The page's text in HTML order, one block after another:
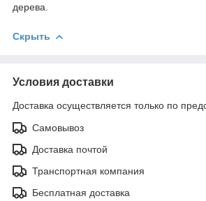
дерева.
Скрыть
Условия доставки
Доставка осуществляется только по
Самовывоз
Доставка почтой
Транспортная компания
Бесплатная доставка